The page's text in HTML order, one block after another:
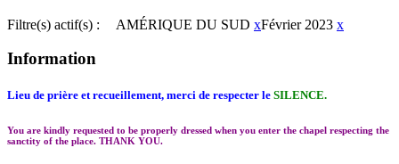
Filtre(s) actif(s) : AMÉRIQUE DU SUD xFévrier 2023 x
Information
Lieu de prière et recueillement, merci de respecter le SILENCE.
You are kindly requested to be properly dressed when you enter the chapel respecting the
sanctity of the place. THANK YOU.